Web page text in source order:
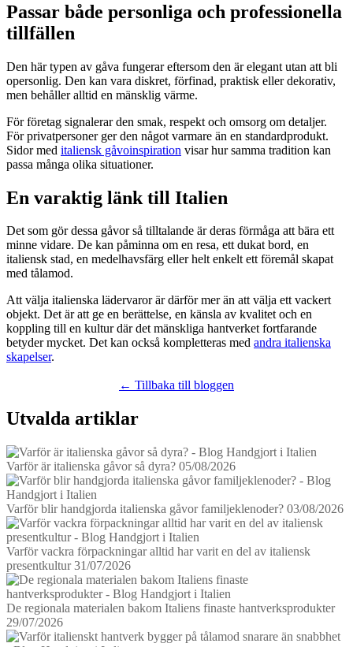
Passar både personliga och professionella
tillfällen
Den här typen av gåva fungerar eftersom den är elegant utan att bli
opersonlig. Den kan vara diskret, förfinad, praktisk eller dekorativ,
men behåller alltid en mänsklig värme.
För företag signalerar den smak, respekt och omsorg om detaljer.
För privatpersoner ger den något varmare än en standardprodukt.
Sidor med italiensk gåvoinspiration visar hur samma tradition kan
passa många olika situationer.
En varaktig länk till Italien
Det som gör dessa gåvor så tilltalande är deras förmåga att bära ett
minne vidare. De kan påminna om en resa, ett dukat bord, en
italiensk stad, en medelhavsfärg eller helt enkelt ett föremål skapat
med tålamod.
Att välja italienska lädervaror är därför mer än att välja ett vackert
objekt. Det är att ge en berättelse, en känsla av kvalitet och en
koppling till en kultur där det mänskliga hantverket fortfarande
betyder mycket. Det kan också kompletteras med andra italienska
skapelser.
← Tillbaka till bloggen
Utvalda artiklar
Varför är italienska gåvor så dyra? 05/08/2026
Varför blir handgjorda italienska gåvor familjeklenoder? 03/08/2026
Varför vackra förpackningar alltid har varit en del av italiensk
presentkultur 31/07/2026
De regionala materialen bakom Italiens finaste hantverksprodukter
29/07/2026